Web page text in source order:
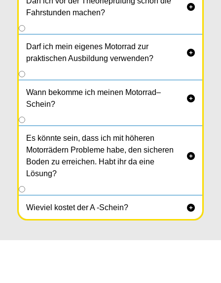
Fahrstunden machen?

Darf ich mein eigenes Motorrad zur
praktischen Ausbildung verwenden?

Wann bekomme ich meinen Motorrad–
Schein?

Es könnte sein, dass ich mit höheren
Motorrädern Probleme habe, den sicheren
Boden zu erreichen. Habt ihr da eine
Lösung?

Wieviel kostet der A -Schein? 